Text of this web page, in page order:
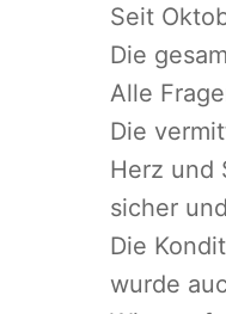
Seit
Die
Alle
Die
Herz und
sicher
Die
wurde